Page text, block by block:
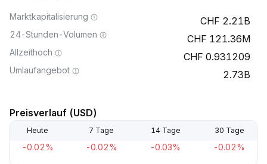
Marktkapitalisierung 2.21B
24-Stunden-Volumen 121.36M
Allzeithoch 0.931209
Umlaufangebot 2.73B
Preisverlauf (USD)
Heute 7 Tage 14 Tage 30 Tage
-0.02% -0.02% -0.03% -0.02%